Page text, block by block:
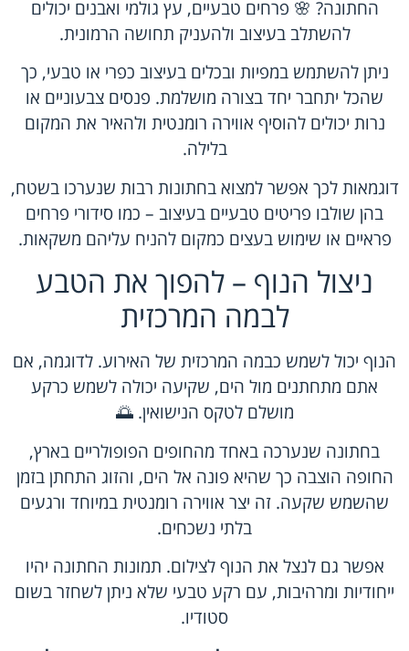
החתונה? 🌸 פרחים טבעיים, עץ גולמי ואבנים יכולים
להשתלב בעיצוב ולהעניק תחושה הרמונית.
ניתן להשתמש במפיות ובכלים בעיצוב כפרי או טבעי, כך
שהכל יתחבר יחד בצורה מושלמת. פנסים צבעוניים או
נרות יכולים להוסיף אווירה רומנטית ולהאיר את המקום
בלילה.
דוגמאות לכך אפשר למצוא בחתונות רבות שנערכו בשטח,
בהן שולבו פריטים טבעיים בעיצוב – כמו סידורי פרחים
פראיים או שימוש בעצים כמקום להניח עליהם משקאות.
ניצול הנוף – להפוך את הטבע
לבמה המרכזית
הנוף יכול לשמש כבמה המרכזית של האירוע. לדוגמה, אם
אתם מתחתנים מול הים, שקיעה יכולה לשמש כרקע
מושלם לטקס הנישואין. 🌅
בחתונה שנערכה באחד מהחופים הפופולריים בארץ,
החופה הוצבה כך שהיא פונה אל הים, והזוג התחתן בזמן
שהשמש שקעה. זה יצר אווירה רומנטית במיוחד ורגעים
בלתי נשכחים.
אפשר גם לנצל את הנוף לצילום. תמונות החתונה יהיו
ייחודיות ומרהיבות, עם רקע טבעי שלא ניתן לשחזר בשום
סטודיו.